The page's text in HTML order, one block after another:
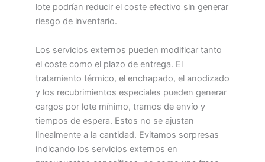
lote podrían reducir el coste efectivo sin generar
riesgo de inventario.
Los servicios externos pueden modificar tanto
el coste como el plazo de entrega. El
tratamiento térmico, el enchapado, el anodizado
y los recubrimientos especiales pueden generar
cargos por lote mínimo, tramos de envío y
tiempos de espera. Estos no se ajustan
linealmente a la cantidad. Evitamos sorpresas
indicando los servicios externos en